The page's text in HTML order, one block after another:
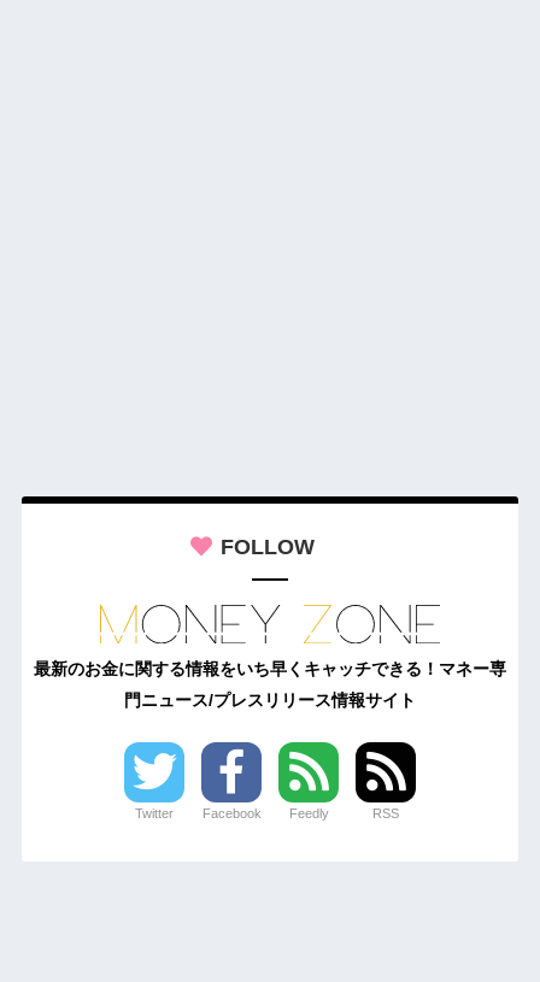
FOLLOW
最新のお金に関する情報をいち早くキャッチできる！マネー専
門ニュース/プレスリリース情報サイト
Twitter Facebook Feedly RSS